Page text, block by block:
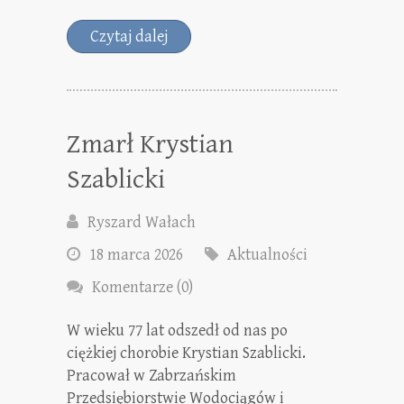
Czytaj dalej
Zmarł Krystian
Szablicki
Ryszard Wałach
18 marca 2026
Aktualności
Komentarze (0)
W wieku 77 lat odszedł od nas po
ciężkiej chorobie Krystian Szablicki.
Pracował w Zabrzańskim
Przedsiębiorstwie Wodociągów i